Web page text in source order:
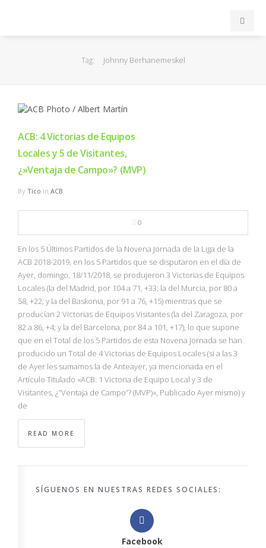
EuroLeague
FIBA
OTROS
NBA
MULTIMEDIA
Tag: Johnny Berhanemeskel
ACB: 4 Victorias de Equipos
Locales y 5 de Visitantes,
¿»Ventaja de Campo»? (MVP)
By Tico in ACB
0
En los 5 Últimos Partidos de la Novena Jornada de la Liga de la
ACB 2018-2019, en los 5 Partidos que se disputaron en el día de
Ayer, domingo, 18/11/2018, se produjeron 3 Victorias de Equipos
Locales (la del Madrid, por 104 a 71, +33; la del Murcia, por 80 a
58, +22; y la del Baskonia, por 91 a 76, +15) mientras que se
producían 2 Victorias de Equipos Visitantes (la del Zaragoza, por
82 a 86, +4; y la del Barcelona, por 84 a 101, +17), lo que supone
que en el Total de los 5 Partidos de esta Novena Jornada se han
producido un Total de 4 Victorias de Equipos Locales (si a las 3
de Ayer les sumamos la de Anteayer, ya mencionada en el
Artículo Titulado «ACB: 1 Victoria de Equipo Local y 3 de
Visitantes, ¿”Ventaja de Campo”? (MVP)«, Publicado Ayer mismo) y
de
READ MORE
SÍGUENOS EN NUESTRAS REDES SOCIALES:
Facebook